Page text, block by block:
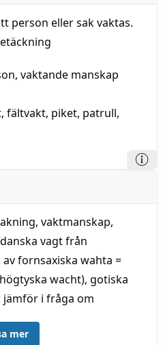
person eller sak vaktas.
vaktande manskap
, fältvakt, piket, patrull,
vaktmanskap,
vagt från
fornsaxiska wahta =
wacht), gotiska
jämför i fråga om
waite) kommer
mer